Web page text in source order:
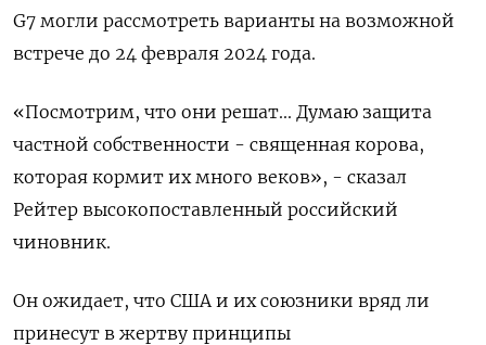
G7 могли рассмотреть варианты на возможной
встрече до 24 февраля 2024 года.
«Посмотрим, что они решат... Думаю защита
частной собственности - священная корова,
которая кормит их много веков», - сказал
Рейтер высокопоставленный российский
чиновник.
Он ожидает, что США и их союзники вряд ли
принесут в жертву принципы